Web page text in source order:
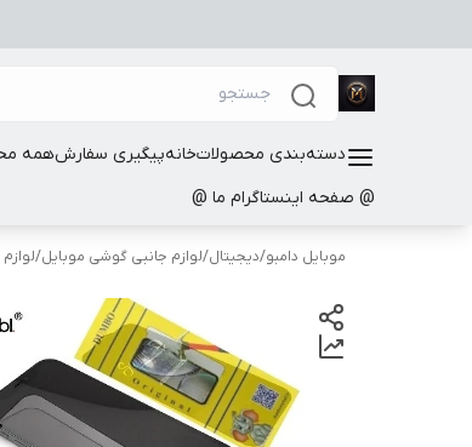
دسته‌بندی محصولاتخانهپیگیری سفارشهمه
@ صفحه اینستاگرام ما @
موبایل دامبو/دیجیتال/لوازم جانبی گوشی موبایل/